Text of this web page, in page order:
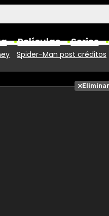
Películas Series
Spider-Man post créditos